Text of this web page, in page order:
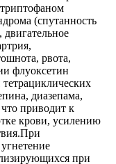
(спутанность
двигательное
рвота,
флуоксетин
диазепама,
приводит к
крови, усилению
при